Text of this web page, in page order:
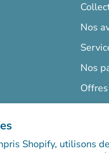
Shopify, utilisons
Nos
Nos